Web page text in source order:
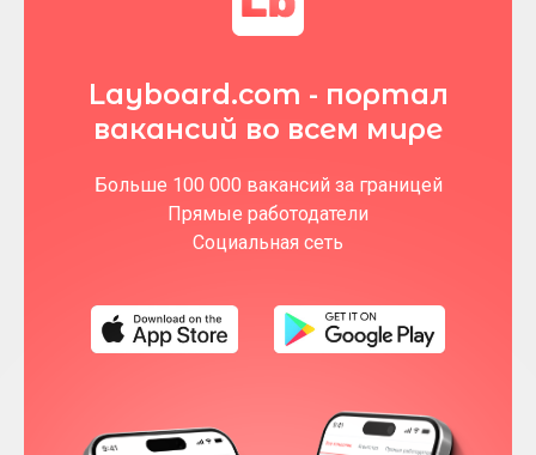
Layboard.com - портал
вакансий во всем мире
Больше 100 000 вакансий за границей
Прямые работодатели
Социальная сеть